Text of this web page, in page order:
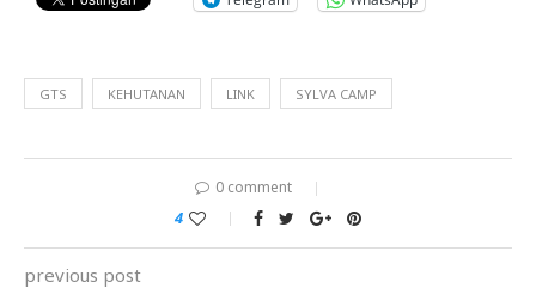
GTS KEHUTANAN LINK SYLVA CAMP
0 comment
4
previous post